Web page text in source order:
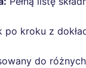
po kroku z
do